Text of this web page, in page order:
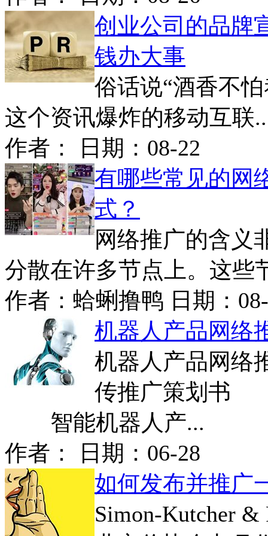
创业公司的品牌
钱办大事
俗话说“酒香不
这个资讯爆炸的移动互联
作者： 日期： 08-22
有哪些常见的网
式？
网络推广的含义
分散在许多节点上。这些
作者： 蛤蜊撸鸭 日期：
机器人产品网络
机器人产品网络
传推广策划书
智能机器人产...
作者： 日期： 06-28
如何发布并推广
Simon-Kutcher &